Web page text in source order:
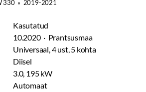
330» 2019-2021
Kasutatud
10.2020 · Prantsusmaa
Universaal, 4 ust, 5 kohta
Diisel
3.0, 195 kW
Automaat